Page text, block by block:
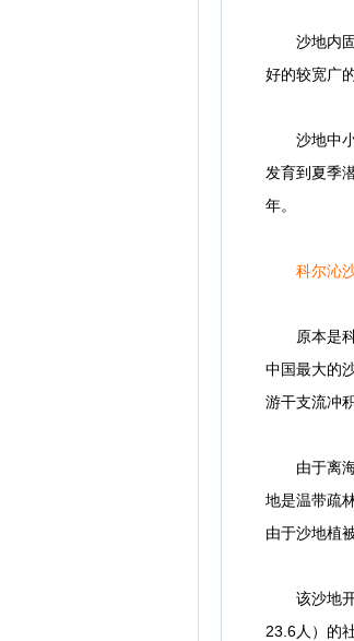
沙地内固
好的较宽广
沙地中小
发育到夏季
年。
科尔沁
原本是科
中国最大的
游干支流冲
由于离海
地是温带疏
由于沙地植
该沙地开
23.6人）的社